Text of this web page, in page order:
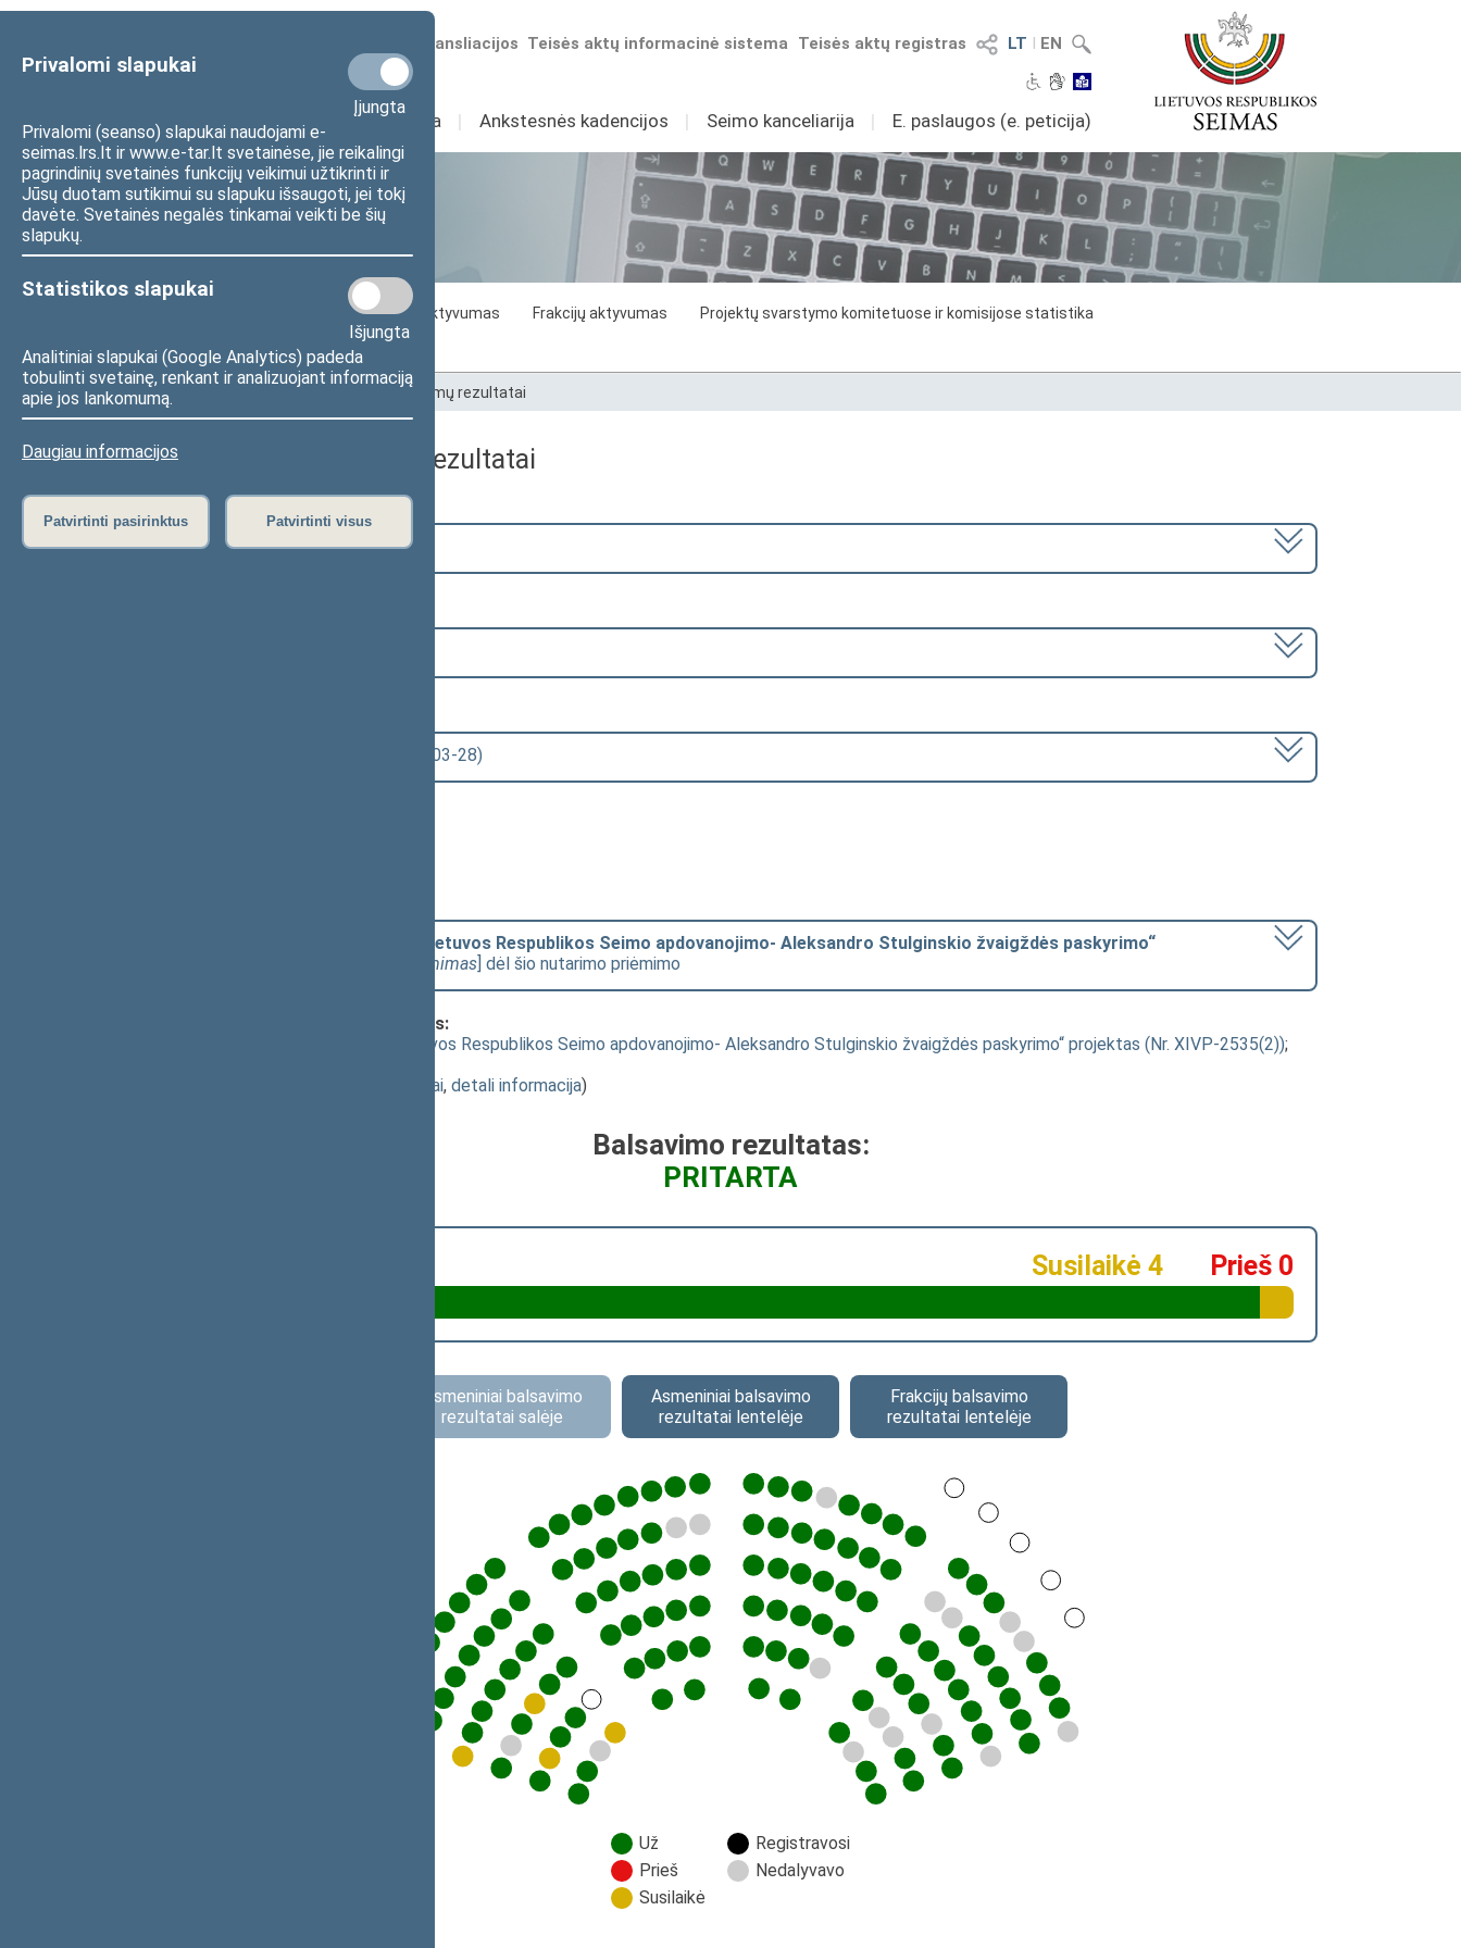
Privalomi slapukai
Įjungta
Privalomi (seanso) slapukai naudojami e-
seimas.lrs.lt ir www.e-tar.lt svetainėse, jie reikalingi
pagrindinių svetainės funkcijų veikimui užtikrinti ir
Jūsų duotam sutikimui su slapuku išsaugoti, jei tokį
davėte. Svetainės negalės tinkamai veikti be šių
slapukų.
Statistikos slapukai
Išjungta
Analitiniai slapukai (Google Analytics) padeda
tobulinti svetainę, renkant ir analizuojant informaciją
apie jos lankomumą.
Daugiau informacijos
Patvirtinti pasirinktus Patvirtinti visus
LT I EN
Teisės aktų registras
Teisės aktų informacinė sistema
Numatomos transliacijos
Sudėtis Veikla I Ankstesnės kadencijos I Seimo kanceliarija I E. paslaugos (e. peticija)
Statistika
Seimo narių aktyvumas Frakcijų aktyvumas
Projektų svarstymo komitetuose ir komisijose statistika
Seimo narių balsavimų rezultatai
Pradžia Seimo narių balsavimų rezultatai
Seimo narių balsavimų rezultatai
Pasirinkite kadenciją:
2020–2024 metų kadencija
Seimo rytinis posėdis Nr. 253 (2023-03-28)
Seimo nutarimo „Dėl 2023 metų Lietuvos Respublikos Seimo apdovanojimo- Aleksandro Stulginskio žvaigždės paskyrimo“
Priėmimas] dėl šio nutarimo priėmimo
Klausimas, dėl kurio vyko balsavimas:
Seimo nutarimo „Dėl 2023 metų Lietuvos Respublikos Seimo apdovanojimo- Aleksandro Stulginskio žvaigždės paskyrimo“ projektas (Nr. XIVP-2535(2));
susiję dokumentai, detali informacija)
Balsavimo rezultatas:
PRITARTA
Prieš 0
Susilaikė 4
Asmeniniai balsavimo
rezultatai salėje
Asmeniniai balsavimo
rezultatai lentelėje
Frakcijų balsavimo
rezultatai lentelėje
Už
Prieš
Susilaikė
Registravosi
Nedalyvavo